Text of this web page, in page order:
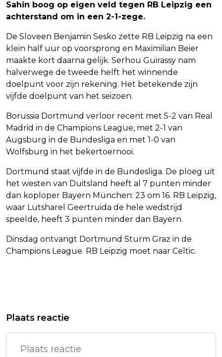
Sahin boog op eigen veld tegen RB Leipzig een
achterstand om in een 2-1-zege.
De Sloveen Benjamin Sesko zette RB Leipzig na een
klein half uur op voorsprong en Maximilian Beier
maakte kort daarna gelijk. Serhou Guirassy nam
halverwege de tweede helft het winnende
doelpunt voor zijn rekening. Het betekende zijn
vijfde doelpunt van het seizoen.
Borussia Dortmund verloor recent met 5-2 van Real
Madrid in de Champions League, met 2-1 van
Augsburg in de Bundesliga en met 1-0 van
Wolfsburg in het bekertoernooi.
Dortmund staat vijfde in de Bundesliga. De ploeg uit
het westen van Duitsland heeft al 7 punten minder
dan koploper Bayern München: 23 om 16. RB Leipzig,
waar Lutsharel Geertruida de hele wedstrijd
speelde, heeft 3 punten minder dan Bayern.
Dinsdag ontvangt Dortmund Sturm Graz in de
Champions League. RB Leipzig moet naar Celtic.
TON OP VOOR HART- EN
AJAX VERSLAAT PSV IN BOEIENDE
TOPPER: 3-2
Plaats reactie